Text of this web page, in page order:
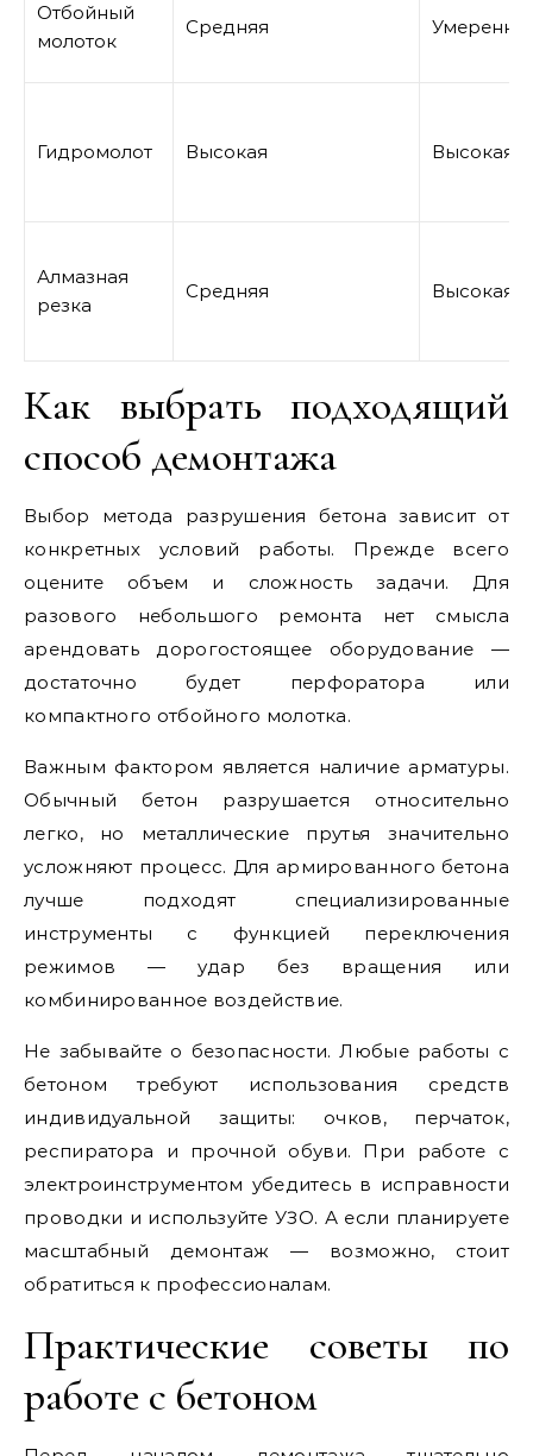
Отбойный
молоток
Средняя
Гидромолот Высокая Высокая
Алмазная
резка
Средняя Высокая
Как выбрать подходящий
способ демонтажа
Выбор метода разрушения бетона зависит от
конкретных условий работы. Прежде всего
оцените объем и сложность задачи. Для
разового небольшого ремонта нет смысла
арендовать дорогостоящее оборудование —
достаточно будет перфоратора или
компактного отбойного молотка.
Важным фактором является наличие арматуры.
Обычный бетон разрушается относительно
легко, но металлические прутья значительно
усложняют процесс. Для армированного бетона
лучше подходят специализированные
инструменты с функцией переключения
режимов — удар без вращения или
комбинированное воздействие.
Не забывайте о безопасности. Любые работы с
бетоном требуют использования средств
индивидуальной защиты: очков, перчаток,
респиратора и прочной обуви. При работе с
электроинструментом убедитесь в исправности
проводки и используйте УЗО. А если планируете
масштабный демонтаж — возможно, стоит
обратиться к профессионалам.
Практические советы по
работе с бетоном